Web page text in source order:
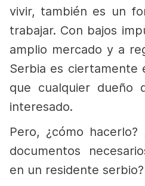
vivir, también es un
trabajar. Con bajos
amplio mercado y a
Serbia es ciertamente
que cualquier dueño
interesado.
Pero, ¿cómo
documentos
en un residente serbio?